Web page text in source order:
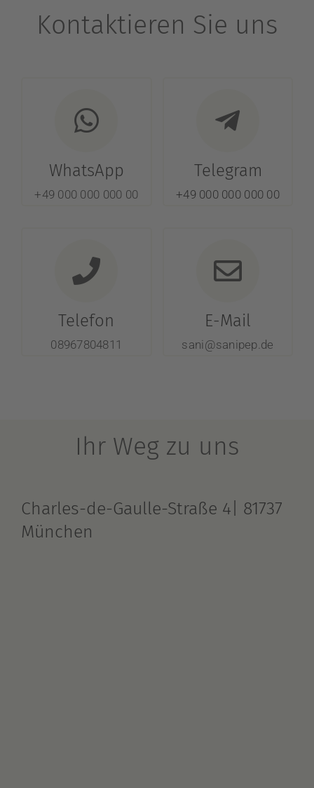
Kontaktieren Sie uns
WhatsApp
+49 000 000 000 00
Telegram
+49 000 000 000 00
Telefon
08967804811
E-Mail
sani@sanipep.de
Ihr Weg zu uns
Charles-de-Gaulle-Straße 4| 81737
München